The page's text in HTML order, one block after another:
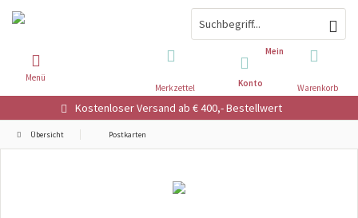
Kostenloser Versand ab € 400,- Bestellwert
Warenkorb
Merkzettel
Mein
Konto
Menü
Übersicht Postkarten